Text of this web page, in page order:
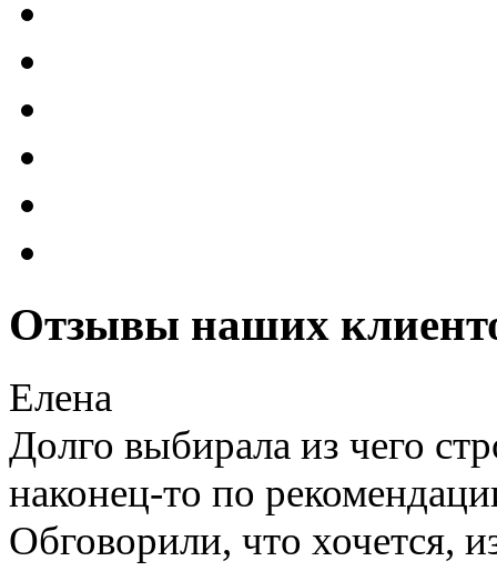
Отзывы наших
Елена
Долго выбирала из чего
наконец-то по
Обговорили, что хочется,